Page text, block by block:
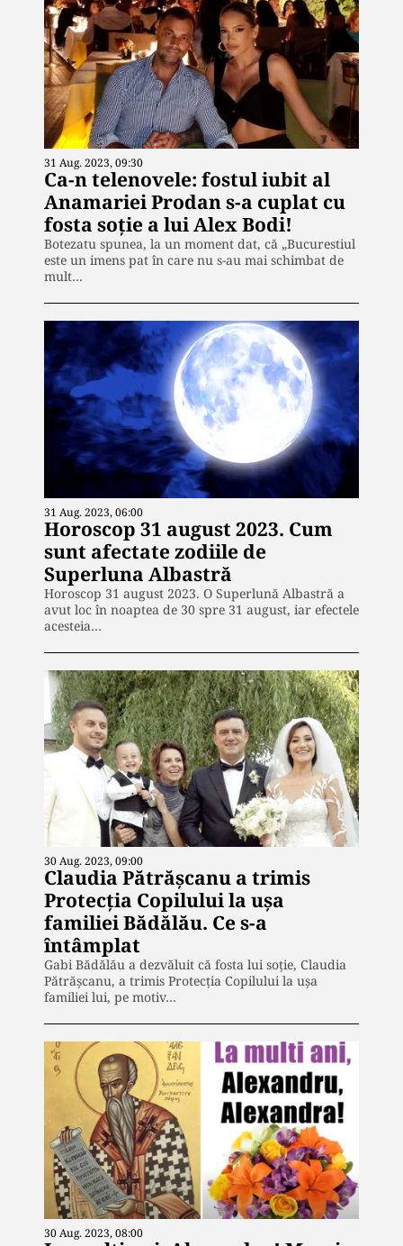
31 Aug. 2023, 09:30
Ca-n telenovele: fostul iubit al
Anamariei Prodan s-a cuplat cu
fosta soție a lui Alex Bodi!
Botezatu spunea, la un moment dat, că „Bucurestiul
este un imens pat în care nu s-au mai schimbat de
mult…
31 Aug. 2023, 06:00
Horoscop 31 august 2023. Cum
sunt afectate zodiile de
Superluna Albastră
Horoscop 31 august 2023. O Superlună Albastră a
avut loc în noaptea de 30 spre 31 august, iar efectele
acesteia…
30 Aug. 2023, 09:00
Claudia Pătrășcanu a trimis
Protecția Copilului la ușa
familiei Bădălău. Ce s-a
întâmplat
Gabi Bădălău a dezvăluit că fosta lui soție, Claudia
Pătrășcanu, a trimis Protecția Copilului la ușa
familiei lui, pe motiv…
30 Aug. 2023, 08:00